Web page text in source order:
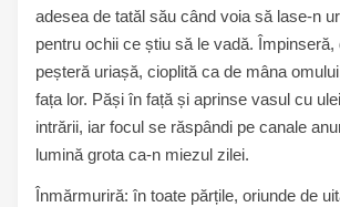
adesea de tatăl său când voia să lase-n
pentru ochii ce știu să le vadă.
peșteră uriașă, cioplită ca de mâna
fața lor. Păși în față și aprinse vasul cu
intrării, iar focul se răspândi pe canale
lumină grota ca-n miezul zilei.
Înmărmuriră: în toate părțile, oriunde de